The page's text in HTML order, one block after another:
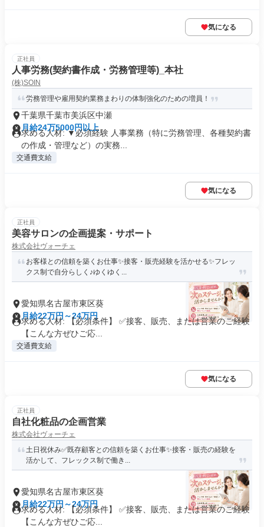
気になる
正社員
人事労務(契約書作成・労務管理等)_本社
(株)SOIN
労務管理や雇用契約業務まわりの体制強化のための増員！
千葉県千葉市美浜区中瀬
月給24万5000円以上
求める人材: ▼必須経験 人事業務（特に労務管理、各種契約書
の作成・管理など）の実務...
交通費支給
気になる
正社員
美容サロンの企画提案・サポート
株式会社ヴォーチェ
お客様との信頼を築くお仕事✨接客・販売経験を活かせる✨️フレッ
クス制で自分らしく♪ゆくゆく...
愛知県名古屋市東区葵
月給22万円～24万円
求める人材: 【必須条件】 ✅️接客、販売、または営業のご経験
【こんな方ぜひご応...
交通費支給
気になる
正社員
自社化粧品の企画営業
株式会社ヴォーチェ
土日祝休み✅️既存顧客との信頼を築くお仕事✨接客・販売の経験を
活かして、フレックス制で働き...
愛知県名古屋市東区葵
月給22万円～24万円
求める人材: 【必須条件】 ✅️接客、販売、または営業のご経験
【こんな方ぜひご応...